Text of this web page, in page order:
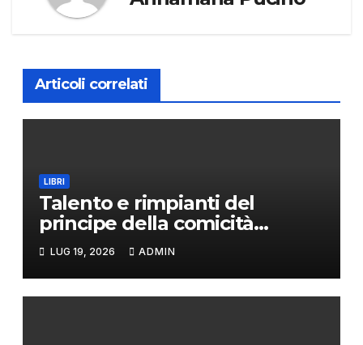
Articoli correlati
LIBRI
Talento e rimpianti del
principe della comicità
italiana
LUG 19, 2026 ADMIN